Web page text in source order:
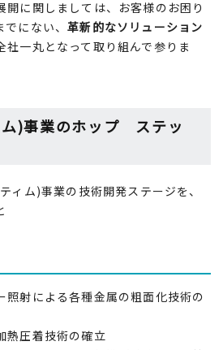
に関しましては、お客様のお困り
でにない、革新的なソリューション
社一丸となって取り組んで参りま
)事業のホップ ステッ
ィム)事業の技術開発ステージを、
照射による各種金属の粗面化技術の
熱圧着技術の確立